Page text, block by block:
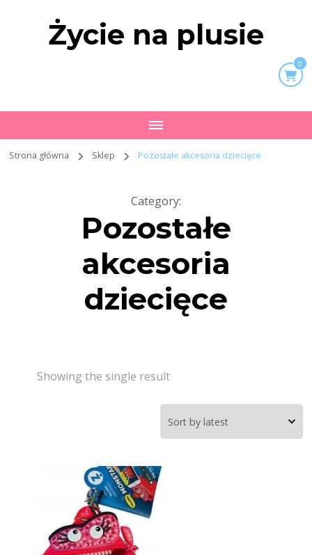
Życie na plusie
0
Strona główna Sklep Pozostałe akcesoria dziecięce
Category:
Pozostałe
akcesoria
dziecięce
Showing the single result